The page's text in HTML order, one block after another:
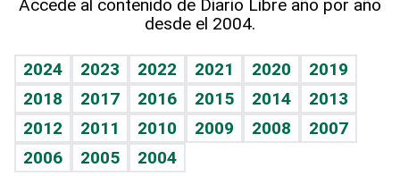
Vida y familia
Eñe
Celebrando la vida
Sin complejos
TBT Deportivo
Guía del dinero
Horóscopos
Crucigramas
Accede al contenido de Diario Libre año por año
desde el 2004.
2024 2023 2022 2021 2020
2019
2018
2017 2016 2015 2014
2013
2012
2011 2010 2009 2008
2007
2006
2005 2004